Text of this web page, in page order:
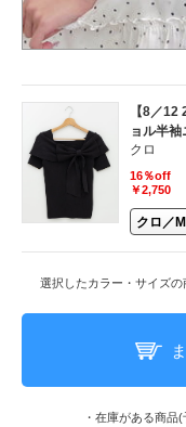
【8／
ョル半袖
クロ
16％off
￥2,750
選択したカラー・サイズの
・在庫がある商品